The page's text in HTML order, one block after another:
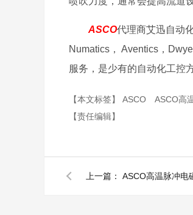
ASCO代理商艾迅自动
Numatics， Aventics，
服务，是少有的自动化工控
【本文标签】 ASCO
ASCO高
【责任编辑】
上一篇：